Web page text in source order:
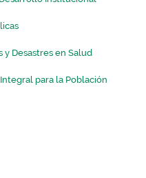
Desastres en Salud
para la Población